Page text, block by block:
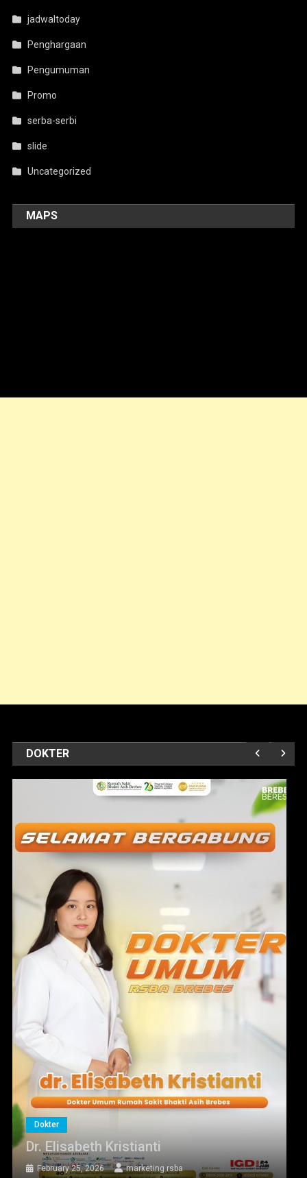
jadwaltoday
Penghargaan
Pengumuman
Promo
serba-serbi
slide
Uncategorized
MAPS
DOKTER
Dokter
Dr. Elisabeth Kristianti
February 25, 2026 marketing rsba